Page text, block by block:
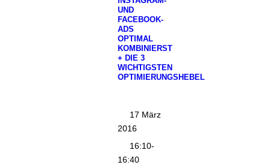
UND
FACEBOOK-
ADS
OPTIMAL
KOMBINIERST
+ DIE 3
WICHTIGSTEN
OPTIMIERUNGSHEBEL
17 März
2016
16:10-
16:40